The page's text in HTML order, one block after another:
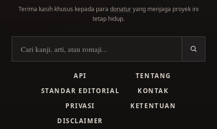
Terima kasih khusus kepada para donaturyang menjaga proyek ini
tetap hidup.
Cari kanji
API
TENTANG
STANDAR EDITORIAL
KONTAK
PRIVASI
KETENTUAN
DISCLAIMER